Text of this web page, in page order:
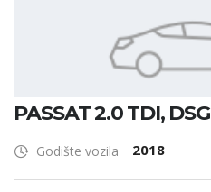
PASSAT 2.0 TDI, DSG
Godište vozila 2018